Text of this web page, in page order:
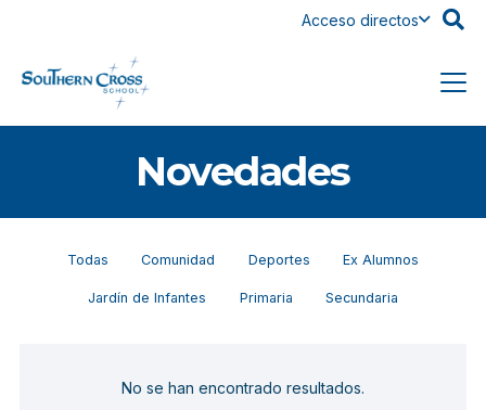
Acceso directos
Novedades
Todas Comunidad Deportes Ex Alumnos
Jardín de Infantes Primaria Secundaria
No se han encontrado resultados.